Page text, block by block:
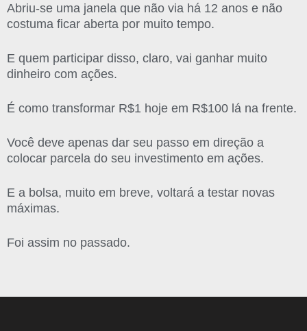
Abriu-se uma janela que não via há 12 anos e não
costuma ficar aberta por muito tempo.
E quem participar disso, claro, vai ganhar muito
dinheiro com ações.
É como transformar R$1 hoje em R$100 lá na frente.
Você deve apenas dar seu passo em direção a
colocar parcela do seu investimento em ações.
E a bolsa, muito em breve, voltará a testar novas
máximas.
Foi assim no passado.